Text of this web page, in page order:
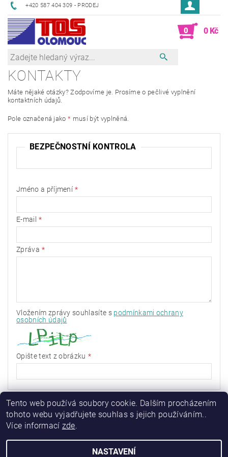
+420 587 404 309 - PRODEJ
0 0 Kč
KONTAKTY
Máte nějaké otázky? Zodpovíme je. Prosíme o pečlivé vyplnění
kontaktních údajů.
Pole označená jako* musí být vyplněná.
BEZPEČNOSTNÍ KONTROLA
Jméno a příjmení
E-mail
Zpráva
Vložením zprávy souhlasíte s podmínkami ochrany
osobních údajů
Opište text z obrázku
Tento web používá soubory cookie. Dalším procházením
tohoto webu vyjadřujete souhlas s jejich používáním..
Více informací zde.
NASTAVENÍ